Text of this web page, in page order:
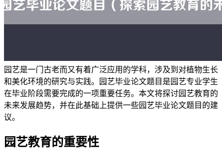
园艺是一门古老而又有着广泛应用的学科，涉及到对植物生长
和美化环境的研究与实践。园艺毕业论文题目是园艺专业学生
在毕业阶段需要完成的一项重要任务。本文将探讨园艺教育的
未来发展趋势，并在此基础上提供一些园艺毕业论文题目的建
议。
园艺教育的重要性